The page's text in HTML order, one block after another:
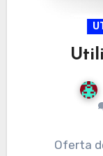
Oferta